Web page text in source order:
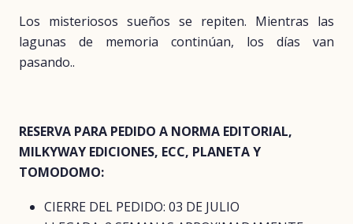
Los misteriosos sueños se repiten. Mientras las
lagunas de memoria continúan, los días van
pasando..
RESERVA PARA PEDIDO A NORMA EDITORIAL,
MILKYWAY EDICIONES, ECC, PLANETA Y
TOMODOMO:
CIERRE DEL PEDIDO: 03 DE JULIO